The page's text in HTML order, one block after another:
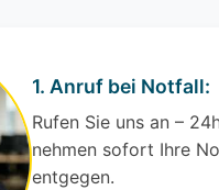
1. Anruf bei Notfall:
Rufen Sie uns an –
nehmen sofort Ihre
entgegen.